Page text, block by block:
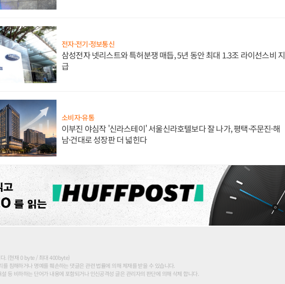
전자·전기·정보통신
삼성전자 넷리스트와 특허분쟁 매듭, 5년 동안 최대 1.3조 라이선스비 지
급
소비자·유통
이부진 야심작 '신라스테이' 서울신라호텔보다 잘 나가, 평택·주문진·해
남·건대로 성장판 더 넓힌다
. (현재 0 byte / 최대 400byte)
를 침해하거나 명예를 훼손하는 댓글은 관련 법률에 의해 제재를 받을 수 있습니다.
등 비하하는 단어가 내용에 포함되거나 인신공격성 글은 관리자의 판단에 의해 삭제 합니다.